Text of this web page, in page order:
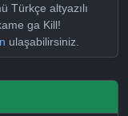
Türkçe altyazılı
ga Kill!
ulaşabilirsiniz.